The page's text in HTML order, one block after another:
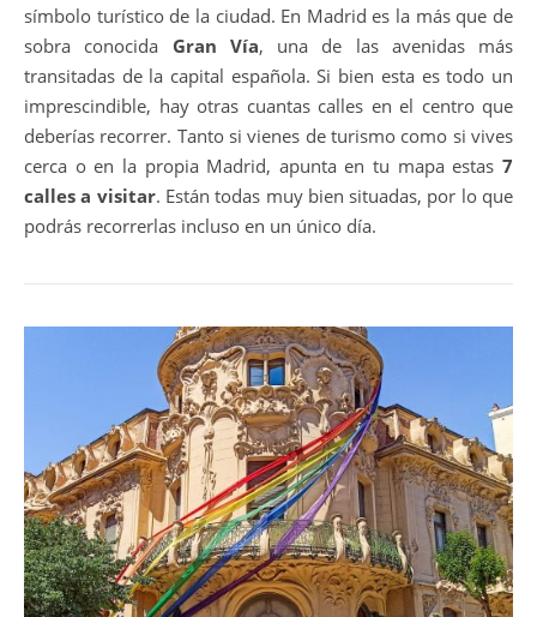
símbolo turístico de la ciudad. En Madrid es la más que de
sobra conocida Gran Vía, una de las avenidas más
transitadas de la capital española. Si bien esta es todo un
imprescindible, hay otras cuantas calles en el centro que
deberías recorrer. Tanto si vienes de turismo como si vives
cerca o en la propia Madrid, apunta en tu mapa estas 7
calles a visitar. Están todas muy bien situadas, por lo que
podrás recorrerlas incluso en un único día.